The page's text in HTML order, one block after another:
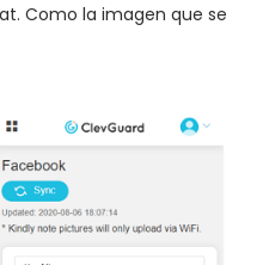
Como la imagen que se